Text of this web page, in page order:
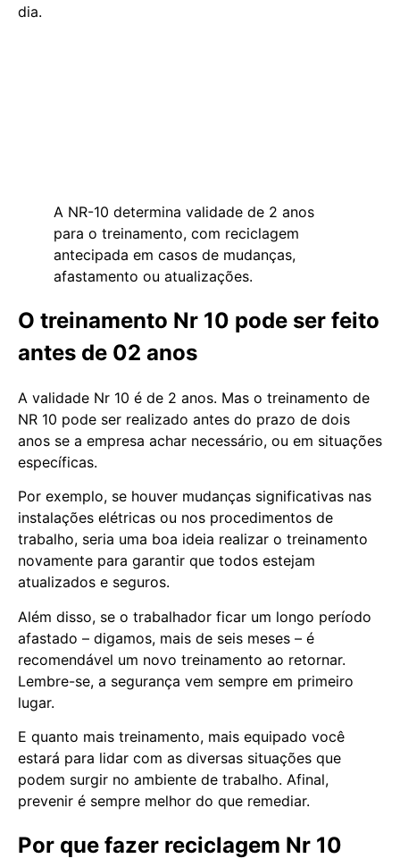
dia.
A NR-10 determina validade de 2 anos
para o treinamento, com reciclagem
antecipada em casos de mudanças,
afastamento ou atualizações.
O treinamento Nr 10 pode ser feito
antes de 02 anos
A validade Nr 10 é de 2 anos. Mas o treinamento de
NR 10 pode ser realizado antes do prazo de dois
anos se a empresa achar necessário, ou em situações
específicas.
Por exemplo, se houver mudanças significativas nas
instalações elétricas ou nos procedimentos de
trabalho, seria uma boa ideia realizar o treinamento
novamente para garantir que todos estejam
atualizados e seguros.
Além disso, se o trabalhador ficar um longo período
afastado – digamos, mais de seis meses – é
recomendável um novo treinamento ao retornar.
Lembre-se, a segurança vem sempre em primeiro
lugar.
E quanto mais treinamento, mais equipado você
estará para lidar com as diversas situações que
podem surgir no ambiente de trabalho. Afinal,
prevenir é sempre melhor do que remediar.
Por que fazer reciclagem Nr 10